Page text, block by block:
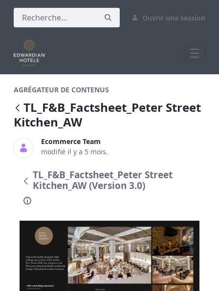
Ouvrir une session
AGRÉGATEUR DE CONTENUS
TL_F&B_Factsheet_Peter Street
Kitchen_AW
Ecommerce Team
modifié il y a 5 mois.
TL_F&B_Factsheet_Peter Street
Kitchen_AW (Version 3.0)